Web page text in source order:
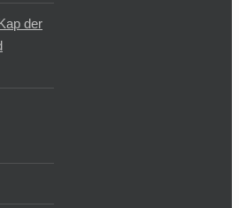
der